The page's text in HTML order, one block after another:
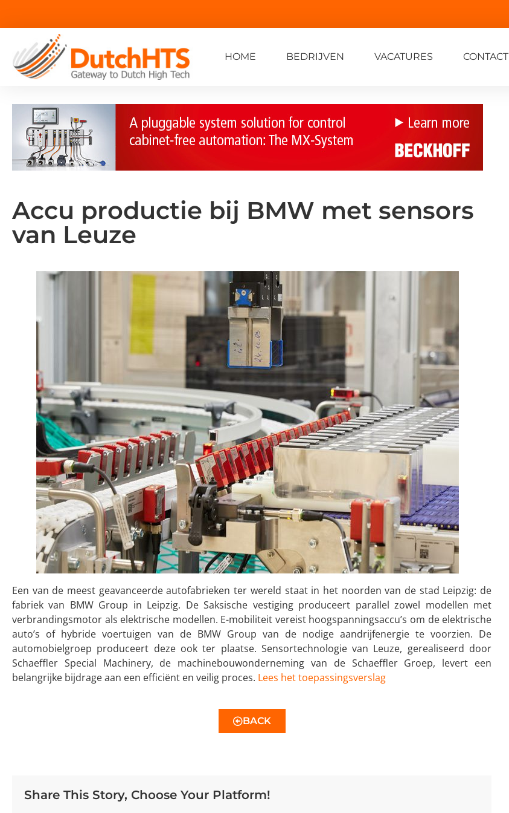
HOME BEDRIJVEN VACATURES CONTACT
Accu productie bij BMW met sensors
van Leuze
Een van de meest geavanceerde autofabrieken ter wereld staat in het noorden van de stad Leipzig: de
fabriek van BMW Group in Leipzig. De Saksische vestiging produceert parallel zowel modellen met
verbrandingsmotor als elektrische modellen. E-mobiliteit vereist hoogspanningsaccu’s om de elektrische
auto’s of hybride voertuigen van de BMW Group van de nodige aandrijfenergie te voorzien. De
automobielgroep produceert deze ook ter plaatse. Sensortechnologie van Leuze, gerealiseerd door
Schaeffler Special Machinery, de machinebouwonderneming van de Schaeffler Groep, levert een
belangrijke bijdrage aan een efficiënt en veilig proces. Lees het toepassingsverslag
BACK
Share This Story, Choose Your Platform!